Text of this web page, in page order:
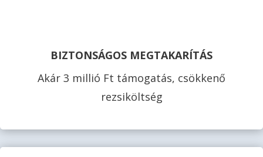
BIZTONSÁGOS MEGTAKARÍTÁS
Akár 3 millió Ft támogatás, csökkenő
rezsiköltség